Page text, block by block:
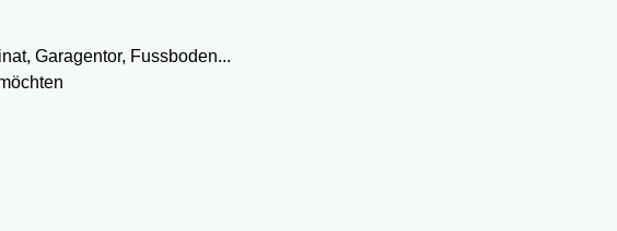
Garagentor, Fussboden...